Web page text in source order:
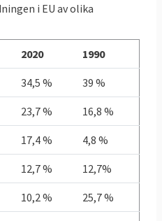
toe toe
5,03
toe
4,21
toe
- 16 %
i tabellen för att se
mål
att Grekland som
sitt klimatmål när
i EU av olika
2020 1990
34,5 % 39 %
23,7 % 16,8 %
17,4 % 4,8 %
12,7 % 12,7%
10,2 % 25,7 %